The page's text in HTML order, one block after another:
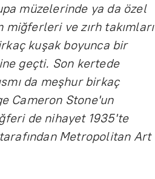
müzelerinde ya da özel
ve zırh takımları
kuşak boyunca bir
geçti. Son kertede
da meşhur birkaç
Cameron Stone'un
de nihayet 1935'te
Metropolitan Art